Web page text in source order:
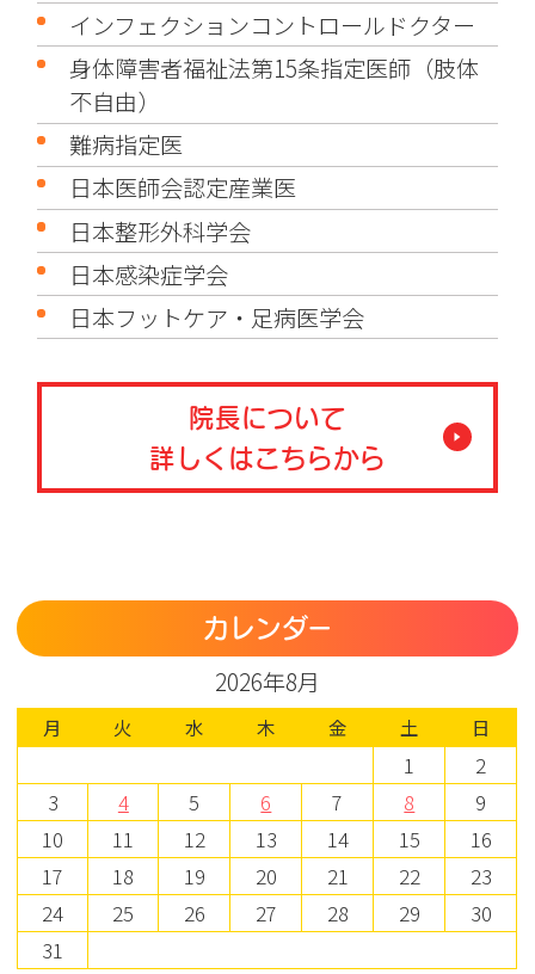
インフェクションコントロールドクター
身体障害者福祉法第15条指定医師（肢体
不自由）
難病指定医
日本医師会認定産業医
日本整形外科学会
日本感染症学会
日本フットケア・足病医学会
院長について
詳しくはこちらから
カレンダー
2026年8月
月 火 水 木 金 土 日
1
2
3
4 5 6 7 8
9
10
11 12 13 14 15
16
17
18 19 20 21 22
23
24
25 26 27 28 29
30
31